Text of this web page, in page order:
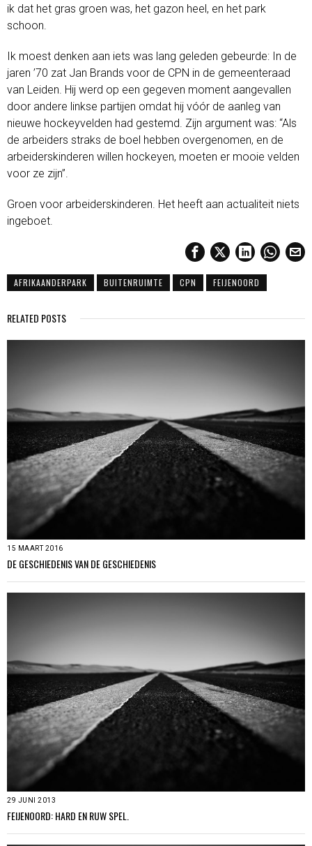
ik dat het gras groen was, het gazon heel, en het park
schoon.
Ik moest denken aan iets was lang geleden gebeurde: In de
jaren ’70 zat Jan Brands voor de CPN in de gemeenteraad
van Leiden. Hij werd op een gegeven moment aangevallen
door andere linkse partijen omdat hij vóór de aanleg van
nieuwe hockeyvelden had gestemd. Zijn argument was: “Als
de arbeiders straks de boel hebben overgenomen, en de
arbeiderskinderen willen hockeyen, moeten er mooie velden
voor ze zijn”.
Groen voor arbeiderskinderen. Het heeft aan actualiteit niets
ingeboet.
AFRIKAANDERPARK BUITENRUIMTE CPN FEIJENOORD
RELATED POSTS
15 MAART 2016
DE GESCHIEDENIS VAN DE GESCHIEDENIS
29 JUNI 2013
FEIJENOORD: HARD EN RUW SPEL.